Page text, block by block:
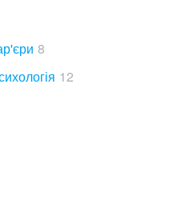
8
12